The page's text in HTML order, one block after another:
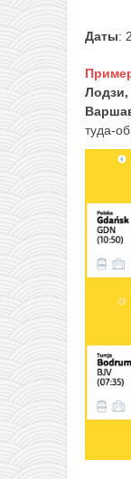
Даты:
Лодзи,
туда-